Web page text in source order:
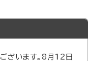
ざいます。8月12日